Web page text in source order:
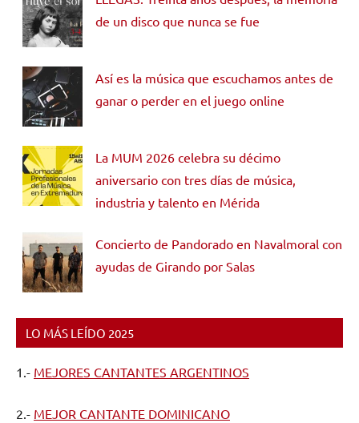
de un disco que nunca se fue
Así es la música que escuchamos antes de
ganar o perder en el juego online
La MUM 2026 celebra su décimo
aniversario con tres días de música,
industria y talento en Mérida
Concierto de Pandorado en Navalmoral con
ayudas de Girando por Salas
LO MÁS LEÍDO 2025
1.- MEJORES CANTANTES ARGENTINOS
2.- MEJOR CANTANTE DOMINICANO